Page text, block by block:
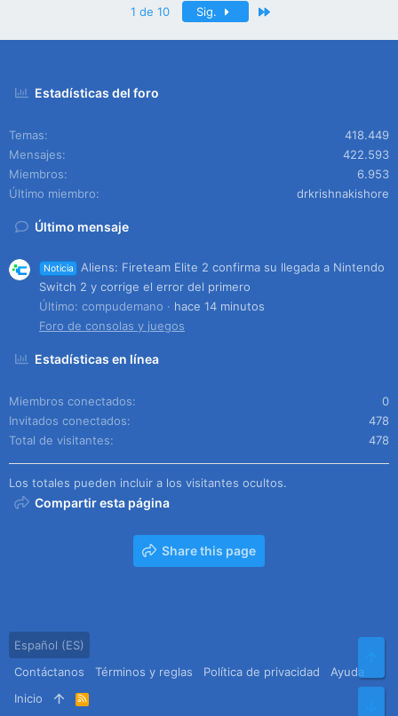
1 de 10 Sig.
Estadísticas del foro
Temas
418.449
Mensajes
422.593
Miembros
6.953
Último miembro
drkrishnakishore
Último mensaje
Noticia
Aliens: Fireteam Elite 2 confirma su llegada a Nintendo
Switch 2 y corrige el error del primero
Último: compudemano
hace 14 minutos
Foro de consolas y juegos
Estadísticas en línea
Miembros conectados
0
Invitados conectados
478
Total de visitantes
478
Los totales pueden incluir a los visitantes ocultos.
Compartir esta página
Share this page
Español (ES)
Contáctanos
Términos y reglas Política de privacidad
Ayuda
Inicio
R
S